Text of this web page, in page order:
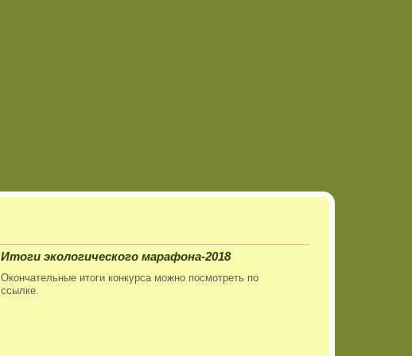
Итоги экологического марафона-2018
Окончательные итоги конкурса можно посмотреть по
ссылке.